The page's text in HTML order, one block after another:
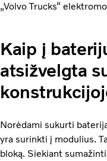
„Volvo Trucks“
Kaip į
atsižvelgta
Norėdami sukurti
yra surinkti į modulius.
bloką. Siekiant